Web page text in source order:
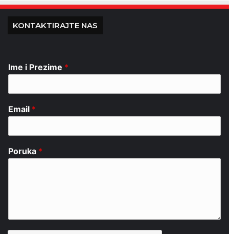
KONTAKTIRAJTE NAS
Ime i Prezime *
Email *
Poruka *